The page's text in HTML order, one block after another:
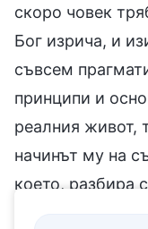
скоро човек
Бог изрича, и
съвсем
принципи и
реалния живот,
начинът му на
което, разбира